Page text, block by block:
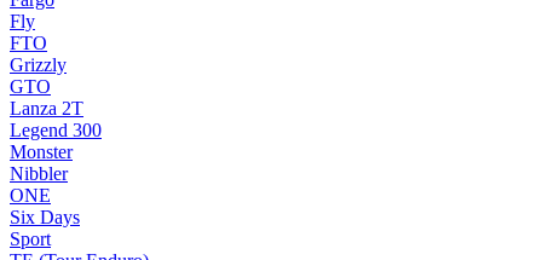
Fly
FTO
Grizzly
GTO
Lanza 2T
Legend 300
Monster
Nibbler
ONE
Six Days
Sport